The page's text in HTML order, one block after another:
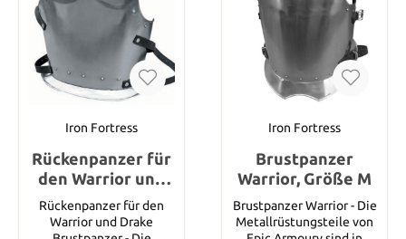
Iron Fortress
Rückenpanzer für
den Warrior und
Drake
Brustpanzer,
Rückenpanzer für den
Warrior und Drake
Iron Fortress
Brustpanzer
Warrior, Größe M
Brustpanzer Warrior - Die
Metallrüstungsteile von